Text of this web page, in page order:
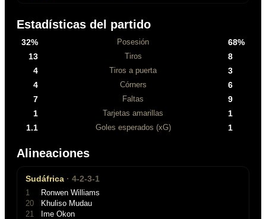
Estadísticas del partido
32% Posesión 68%
13
Tiros
8
4
Tiros a puerta
3
4
Córners
6
7
Faltas
9
1
Tarjetas amarillas
1
1.1
Goles esperados (xG) 1
Alineaciones
Sudáfrica · 4-2-3-1
1
Ronwen Williams
20
Khuliso Mudau
21
Ime Okon